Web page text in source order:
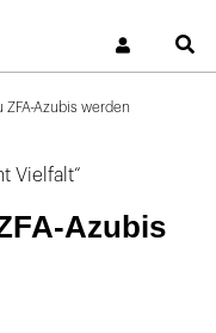
Azubis werden
Vielfalt“
Azubis